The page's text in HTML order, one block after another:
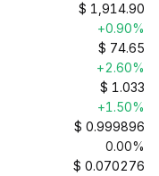
$ 1,914.90
+0.90%
$ 74.65
+2.60%
$ 1.033
+1.50%
$ 0.999896
0.00%
$ 0.070276